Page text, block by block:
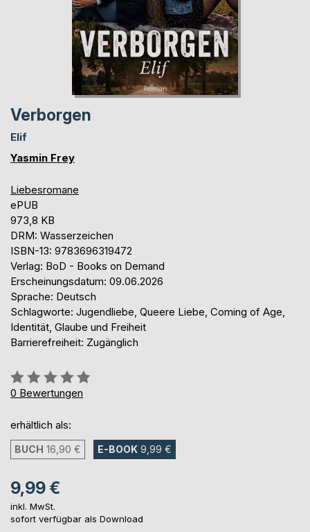
Verborgen
Elif
Yasmin Frey
Liebesromane
ePUB
973,8 KB
DRM: Wasserzeichen
ISBN-13: 9783696319472
Verlag: BoD - Books on Demand
Erscheinungsdatum: 09.06.2026
Sprache: Deutsch
Schlagworte: Jugendliebe, Queere Liebe, Coming of Age,
Identität, Glaube und Freiheit
Barrierefreiheit: Zugänglich
Bewertung::
0%
0 Bewertungen
erhältlich als:
BUCH 16,90 € E-BOOK 9,99 €
9,99 €
inkl. MwSt.
sofort verfügbar als Download